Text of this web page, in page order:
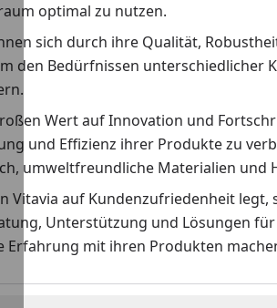
optimal zu nutzen.
sich durch ihre Qualität,
den Bedürfnissen unterschiedlicher
Wert auf Innovation und
und Effizienz ihrer Produkte zu
umweltfreundliche Materialien und
Vitavia auf Kundenzufriedenheit
Unterstützung und Lösungen
Erfahrung mit ihren Produkten